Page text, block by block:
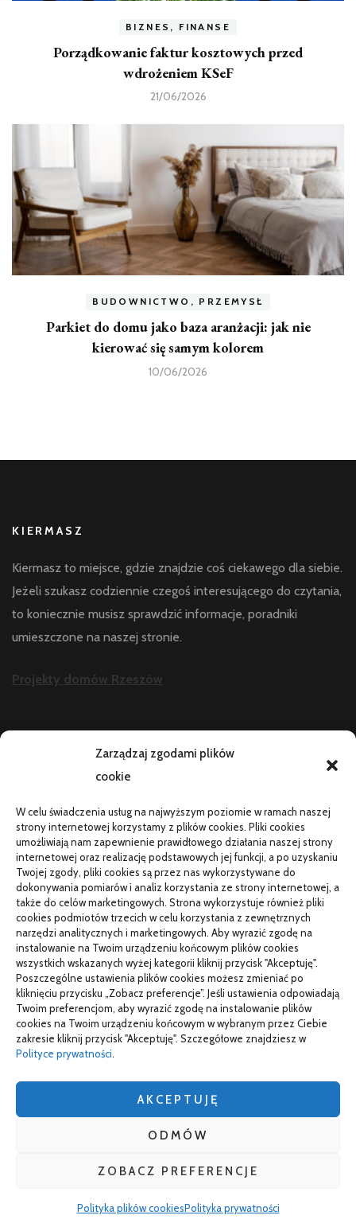
Zarządzaj zgodami plików
cookie
W celu świadczenia usług na najwyższym poziomie w ramach naszej
strony internetowej korzystamy z plików cookies. Pliki cookies
umożliwiają nam zapewnienie prawidłowego działania naszej strony
internetowej oraz realizację podstawowych jej funkcji, a po uzyskaniu
Twojej zgody, pliki cookies są przez nas wykorzystywane do
dokonywania pomiarów i analiz korzystania ze strony internetowej, a
także do celów marketingowych. Strona wykorzystuje również pliki
cookies podmiotów trzecich w celu korzystania z zewnętrznych
narzędzi analitycznych i marketingowych. Aby wyrazić zgodę na
instalowanie na Twoim urządzeniu końcowym plików cookies
wszystkich wskazanych wyżej kategorii kliknij przycisk "Akceptuję".
Poszczególne ustawienia plików cookies możesz zmieniać po
kliknięciu przycisku „Zobacz preferencje”. Jeśli ustawienia odpowiadają
Twoim preferencjom, aby wyrazić zgodę na instalowanie plików
cookies na Twoim urządzeniu końcowym w wybranym przez Ciebie
zakresie kliknij przycisk "Akceptuję". Szczegółowe znajdziesz w
Polityce prywatności.
AKCEPTUJĘ
ODMÓW
ZOBACZ PREFERENCJE
Polityka plików cookiesPolityka prywatności
BIZNES, FINANSE
Porządkowanie faktur kosztowych przed
wdrożeniem KSeF
21/06/2026
BUDOWNICTWO, PRZEMYSŁ
Parkiet do domu jako baza aranżacji: jak nie
kierować się samym kolorem
10/06/2026
KIERMASZ
Kiermasz to miejsce, gdzie znajdzie coś ciekawego dla siebie.
Jeżeli szukasz codziennie czegoś interesującego do czytania,
to koniecznie musisz sprawdzić informacje, poradniki
umieszczone na naszej stronie.
Projekty domów Rzeszów
Telefon zawiesza się i wyłącza pod obciążeniem:
PR od podstaw w małej firmie: nauka i wdrożenie
Termin do specjalisty za kilka miesięcy: co robić
Porządkowanie faktur kosztowych przed wdrożeniem KSeF
TO SIĘ CZYTA
Gorąca oraz poetyczna Hiszpania z kamperem – gdzie
pojechać na wczasy z bliskimi?
Czemu warto wybierać śruby z ocynkiem
Właściwe domy z drewna jak budować w solidny sposób
wizytówki nap
Wszelkie prawa zastrzeżone